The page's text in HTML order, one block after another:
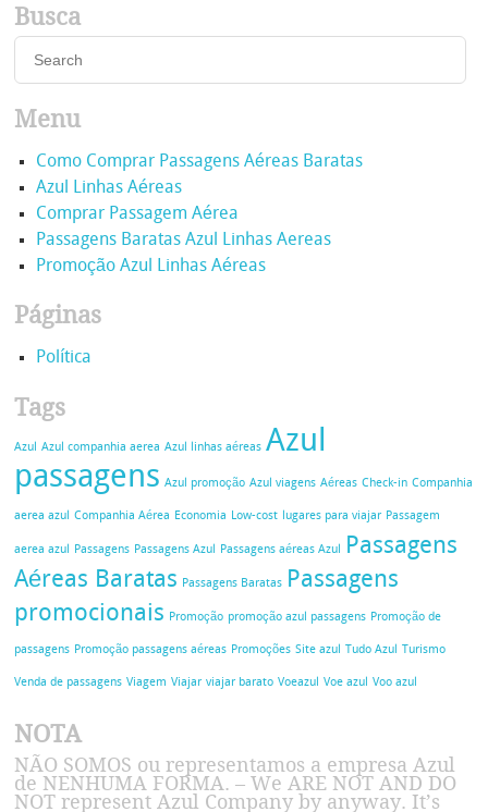
Busca
Menu
Como Comprar Passagens Aéreas Baratas
Azul Linhas Aéreas
Comprar Passagem Aérea
Passagens Baratas Azul Linhas Aereas
Promoção Azul Linhas Aéreas
Páginas
Política
Tags
Azul Azul companhia aerea Azul linhas aéreas Azul
passagens Azul promoção Azul viagens Aéreas Check-in Companhia
aerea azul Companhia Aérea Economia Low-cost lugares para viajar Passagem
aerea azul Passagens Passagens Azul Passagens aéreas Azul
Passagens
Aéreas Baratas
Passagens Baratas
Passagens
promocionais
Promoção promoção azul passagens Promoção de
passagens Promoção passagens aéreas Promoções Site azul Tudo Azul Turismo
Venda de passagens Viagem Viajar viajar barato Voeazul Voe azul Voo azul
NOTA
NÃO SOMOS ou representamos a empresa Azul
de NENHUMA FORMA. – We ARE NOT AND DO
NOT represent Azul Company by anyway. It’s